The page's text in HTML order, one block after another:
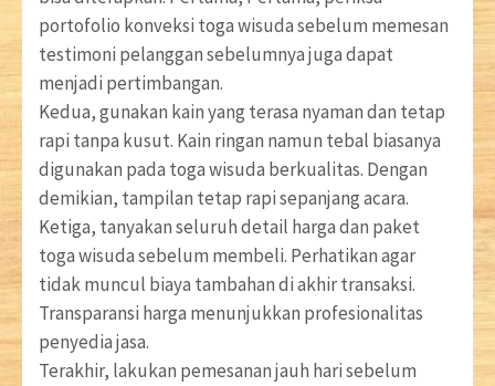
portofolio konveksi toga wisuda sebelum memesan
testimoni pelanggan sebelumnya juga dapat
menjadi pertimbangan.
Kedua, gunakan kain yang terasa nyaman dan tetap
rapi tanpa kusut. Kain ringan namun tebal biasanya
digunakan pada toga wisuda berkualitas. Dengan
demikian, tampilan tetap rapi sepanjang acara.
Ketiga, tanyakan seluruh detail harga dan paket
toga wisuda sebelum membeli. Perhatikan agar
tidak muncul biaya tambahan di akhir transaksi.
Transparansi harga menunjukkan profesionalitas
penyedia jasa.
Terakhir, lakukan pemesanan jauh hari sebelum